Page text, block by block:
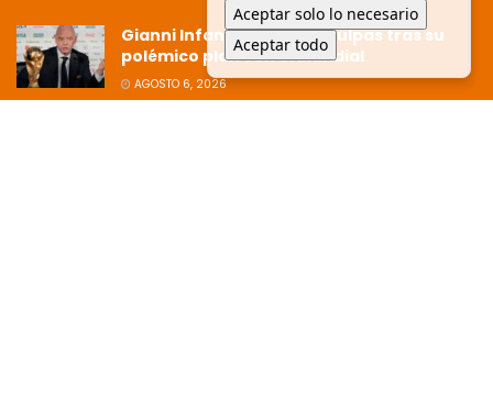
Gianni Infantino pide disculpas tras su
polémico plan con el Mundial
AGOSTO 6, 2026
Aceptar solo lo necesario
Aceptar todo